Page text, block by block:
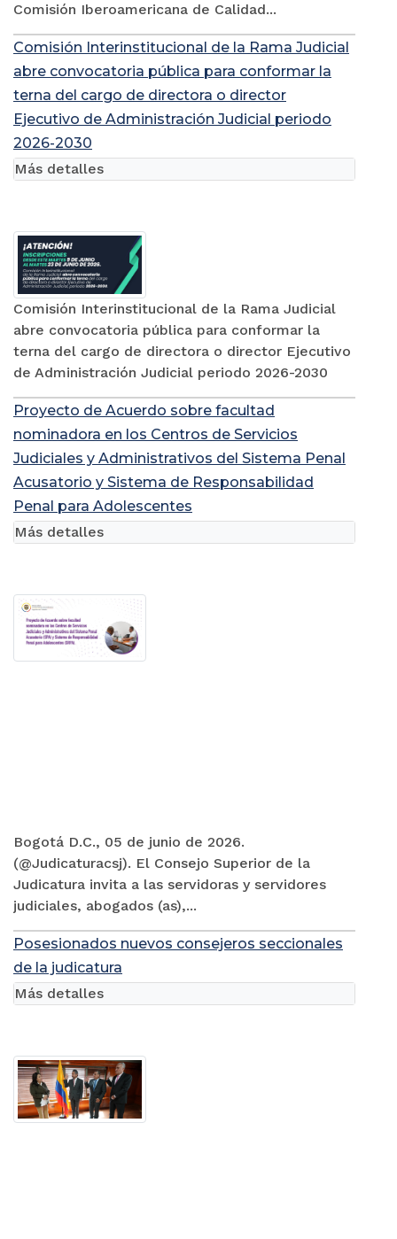
Comisión Iberoamericana de Calidad...
Comisión Interinstitucional de la Rama Judicial
abre convocatoria pública para conformar la
terna del cargo de directora o director
Ejecutivo de Administración Judicial periodo
2026-2030
Comisión Interinstitucional de la Rama Judicial
abre convocatoria pública para conformar la
terna del cargo de directora o director Ejecutivo
de Administración Judicial periodo 2026-2030
Más detalles
Proyecto de Acuerdo sobre facultad
nominadora en los Centros de Servicios
Judiciales y Administrativos del Sistema Penal
Acusatorio y Sistema de Responsabilidad
Penal para Adolescentes
Bogotá D.C., 05 de junio de 2026.
(@Judicaturacsj). El Consejo Superior de la
Judicatura invita a las servidoras y servidores
judiciales, abogados (as),...
Más detalles
Posesionados nuevos consejeros seccionales
de la judicatura
Más detalles